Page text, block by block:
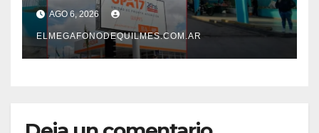
pase a planta de becarios y
mejoras laborales
AGO 6, 2026
ELMEGAFONODEQUILMES.COM.AR